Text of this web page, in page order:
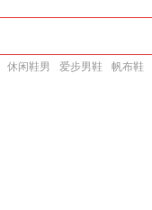
休闲鞋男 爱步男鞋 帆布鞋